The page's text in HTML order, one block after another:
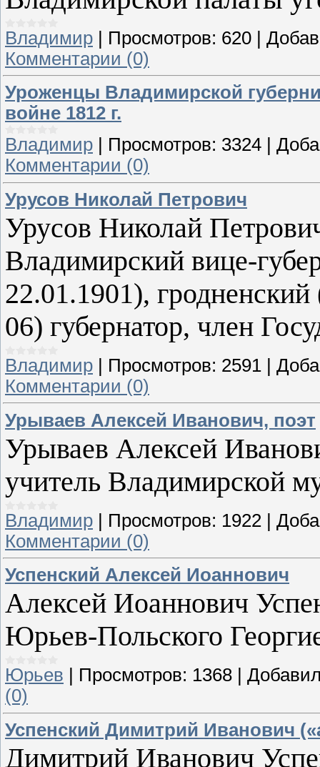
Владимир Просмотров: 620
Комментарии (0)
Уроженцы Владимирской
войне 1812 г.
Владимир
Просмотров: 3324
Комментарии (0)
Урусов Николай Петрович
Урусов Николай
Владимирский вице-
22.01.1901),
06) губернатор, член
Владимир Просмотров: 2591
Комментарии (0)
Урываев Алексей Иванович, поэт
Урываев Алексей
учитель Владимирской
Владимир | Просмотров: 1922 |
Комментарии (0)
Успенский Алексей Иоаннович
Алексей Иоаннович
Юрьев-Польского
Юрьев Просмотров: 1368
(0)
Успенский Димитрий Иванович
Димитрий Иванович